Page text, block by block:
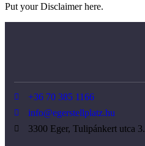
Put your Disclaimer here.
+36 70 385 1166
info@egerstellplatz.hu
3300 Eger, Tulipánkert utca 3.